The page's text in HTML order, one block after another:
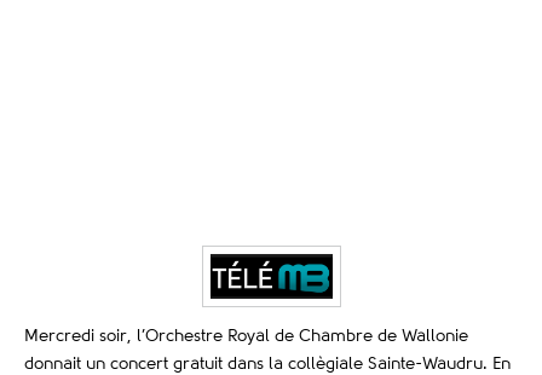
Mercredi soir, l’Orchestre Royal de Chambre de Wallonie
donnait un concert gratuit dans la collègiale Sainte-Waudru. En